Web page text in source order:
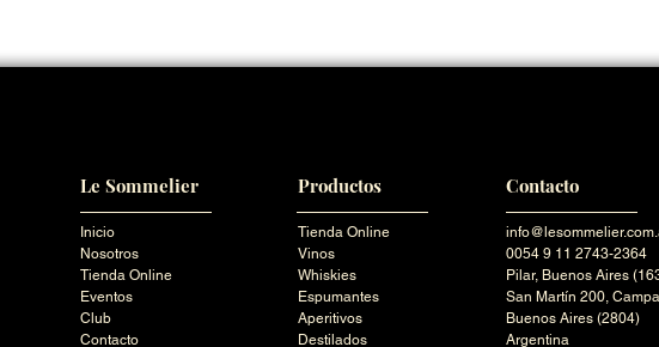
Le Sommelier
Inicio
Nosotros
Tienda Online
Eventos
Club
Contacto
Productos
Tienda Online
Vinos
Whiskies
Espumantes
Aperitivos
Destilados
Contacto
0054 9 11 2743-2364
Pilar, Buenos Aires
San Martín 200,
Buenos Aires (2804)
Argentina